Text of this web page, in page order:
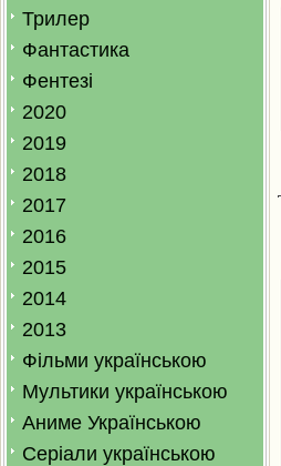
Трилер
Фантастика
Фентезі
2020
2019
2018
2017
2016
2015
2014
2013
Фільми українською
Мультики українською
Аниме Українською
Серіали українською